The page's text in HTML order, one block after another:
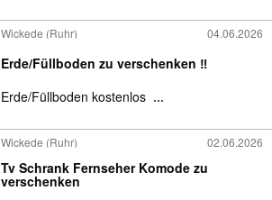
Wickede (Ruhr) 04.06.2026
Erde/Füllboden zu verschenken ‼️
Erde/Füllboden kostenlos ...
Wickede (Ruhr) 02.06.2026
Tv Schrank Fernseher Komode zu
verschenken